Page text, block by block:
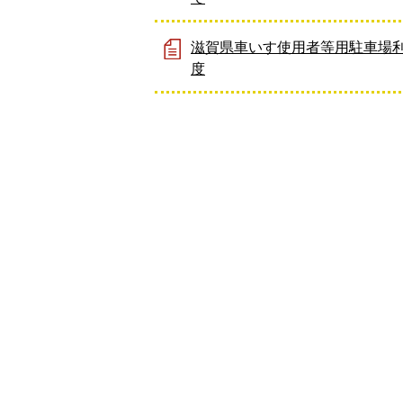
滋賀県車いす使用者等用駐車場
度